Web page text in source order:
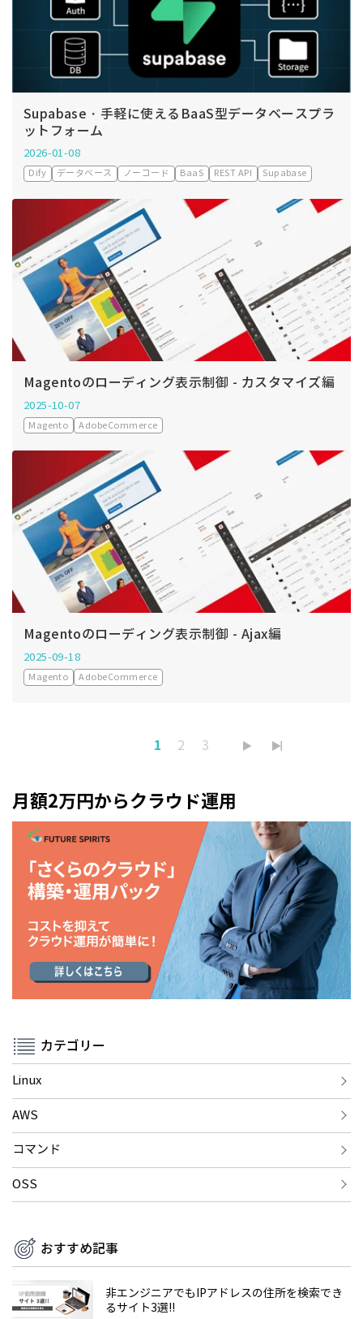
Supabase・手軽に使えるBaaS型データベースプラ
ットフォーム
2026-01-08
Dify データベース ノーコード BaaS REST API Supabase
Magentoのローディング表示制御 - カスタマイズ編
2025-10-07
Magento AdobeCommerce
Magentoのローディング表示制御 - Ajax編
2025-09-18
Magento AdobeCommerce
1 2 3
月額2万円からクラウド運用
カテゴリー
Linux
AWS
コマンド
OSS
おすすめ記事
非エンジニアでもIPアドレスの住所を検索でき
るサイト3選!!